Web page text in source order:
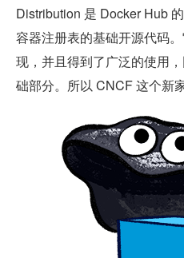
Distribution 是 Docker Hub
容器注册表的基础开源代码
现，并且得到了广泛的使用
础部分。所以 CNCF 这个新